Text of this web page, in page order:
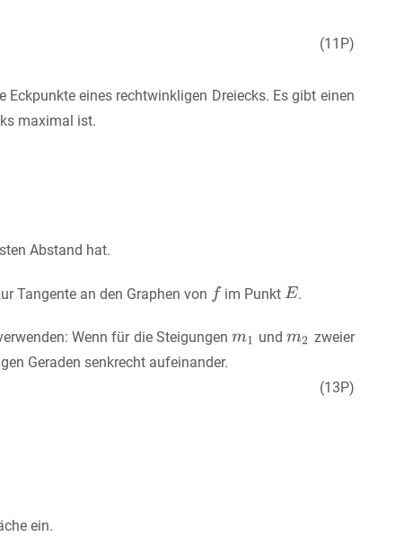
(11P)
Eckpunkte eines rechtwinkligen Dreiecks. Es gibt einen
maximal ist.
Abstand hat.
Tangente an den Graphen von im Punkt .
Wenn für die Steigungen und
zweier
Geraden senkrecht aufeinander.
(13P)
ein.